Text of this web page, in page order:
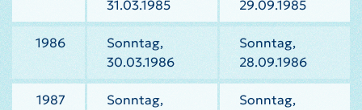
31.03.1985
29.09.1985
1986
Sonntag,
30.03.1986
Sonntag,
28.09.1986
1987
Sonntag,
Sonntag,